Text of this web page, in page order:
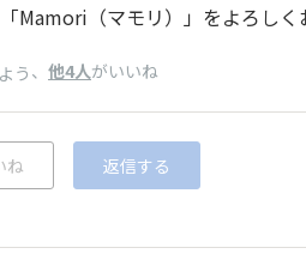
Mamori（マモリ）」をよろしく
う 、 他4人がいいね
ね 返信する